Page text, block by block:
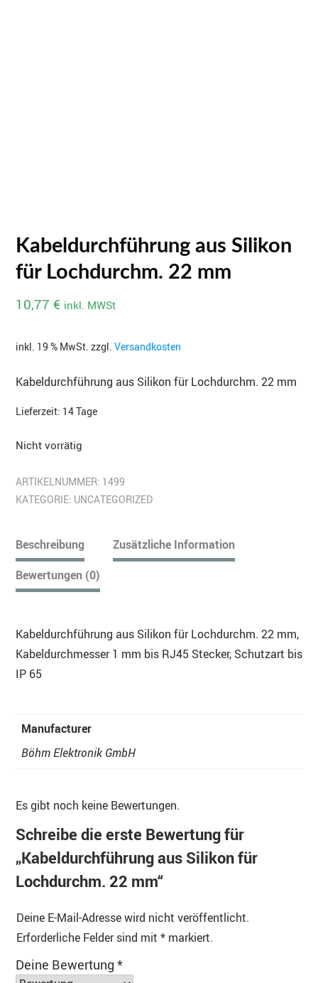
Kabeldurchführung aus Silikon
für Lochdurchm. 22 mm
10,77 € inkl. MWSt
inkl. 19 % MwSt. zzgl. Versandkosten
Kabeldurchführung aus Silikon für Lochdurchm. 22 mm
Lieferzeit: 14 Tage
Nicht vorrätig
ARTIKELNUMMER: 1499
KATEGORIE: UNCATEGORIZED
Beschreibung
Zusätzliche Information
Bewertungen (0)
Kabeldurchführung aus Silikon für Lochdurchm. 22 mm,
Kabeldurchmesser 1 mm bis RJ45 Stecker, Schutzart bis
IP 65
Manufacturer
Böhm Elektronik GmbH
Es gibt noch keine Bewertungen.
Schreibe die erste Bewertung für
„Kabeldurchführung aus Silikon für
Lochdurchm. 22 mm“
Deine E-Mail-Adresse wird nicht veröffentlicht.
Erforderliche Felder sind mit * markiert.
Deine Bewertung *